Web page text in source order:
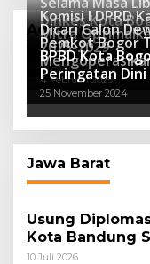
Advertorial
Dinkes Kota
Kesehatan
16 Maret 2026
Komisi I DPRD
Mitra
27 Mei 2025
Dicari Calon
2025-2029
15 April 2025
Pemkot Bogor
4 Februari 2025
BPBD Kota
Peringatan Dini
25 November 2024
Jawa Barat
Usung
Kota Bandung
Festival Asia
10 Juli 2026